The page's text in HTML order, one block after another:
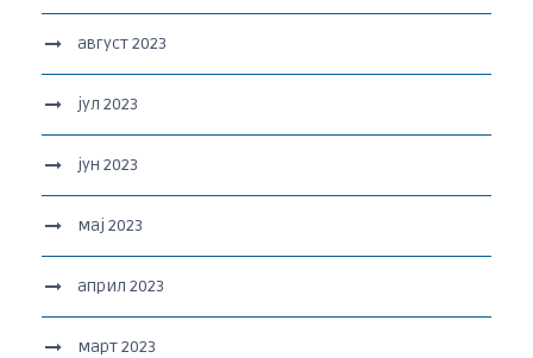
август 2023
јул 2023
јун 2023
мај 2023
април 2023
март 2023